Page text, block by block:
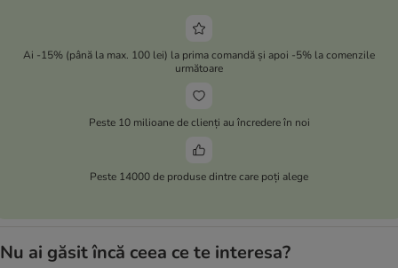
Ai -15% (până la max. 100 lei) la prima comandă și apoi -5% la comenzile
următoare
Peste 10 milioane de clienți au încredere în noi
Peste 14000 de produse dintre care poți alege
Nu ai găsit încă ceea ce te interesa?